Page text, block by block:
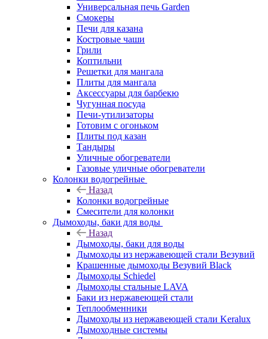
Универсальная печь Garden
Смокеры
Печи для казана
Костровые чаши
Грили
Коптильни
Решетки для мангала
Плиты для мангала
Аксессуары для барбекю
Чугунная посуда
Печи-утилизаторы
Готовим с огоньком
Плиты под казан
Тандыры
Уличные обогреватели
Газовые уличные обогреватели
Колонки водогрейные
Назад
Колонки водогрейные
Смесители для колонки
Дымоходы, баки для воды
Назад
Дымоходы, баки для воды
Дымоходы из нержавеющей стали Везувий
Крашенные дымоходы Везувий Black
Дымоходы Schiedel
Дымоходы стальные LAVA
Баки из нержавеющей стали
Теплообменники
Дымоходы из нержавеющей стали Keralux
Дымоходные системы